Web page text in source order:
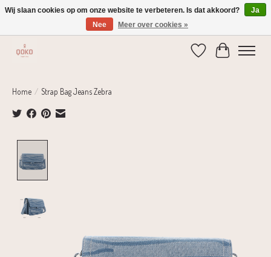
Verzending 1-2 dagen | Gratis verzending vanaf € 75,-
Verlanglijst
Home / Strap Bag Jeans Zebra
Wij slaan cookies op om onze website te verbeteren. Is dat akkoord?
Ja
Nee
Meer over cookies »